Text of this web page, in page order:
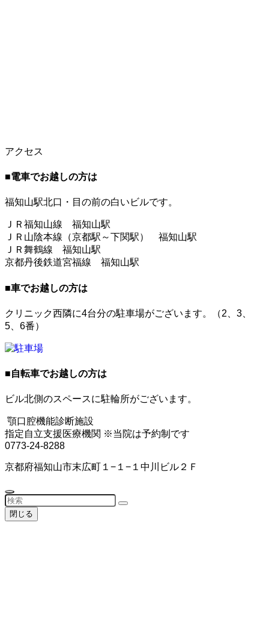
アクセス
■電車でお越しの方は
福知山駅北口・目の前の白いビルです。
ＪＲ福知山線 福知山駅
ＪＲ山陰本線（京都駅～下関駅） 福知山駅
ＪＲ舞鶴線 福知山駅
京都丹後鉄道宮福線 福知山駅
■車でお越しの方は
クリニック西隣に4台分の駐車場がございます。（2、3、
5、6番）
■自転車でお越しの方は
ビル北側のスペースに駐輪所がございます。
顎口腔機能診断施設
指定自立支援医療機関 ※当院は予約制です
0773-24-8288
京都府福知山市末広町１−１−１中川ビル２Ｆ
閉じる